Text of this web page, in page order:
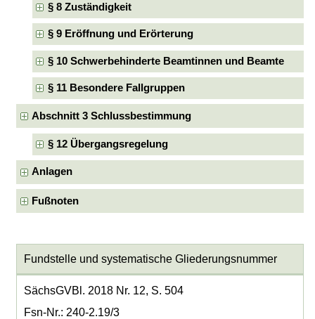
§ 8 Zuständigkeit
§ 9 Eröffnung und Erörterung
§ 10 Schwerbehinderte Beamtinnen und Beamte
§ 11 Besondere Fallgruppen
Abschnitt 3 Schlussbestimmung
§ 12 Übergangsregelung
Anlagen
Fußnoten
Fundstelle und systematische Gliederungsnummer
SächsGVBl. 2018 Nr. 12, S. 504
Fsn-Nr.: 240-2.19/3